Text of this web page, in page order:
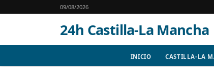
09/08/2026
24h Castilla-La Mancha
INICIO CASTILLA-LA